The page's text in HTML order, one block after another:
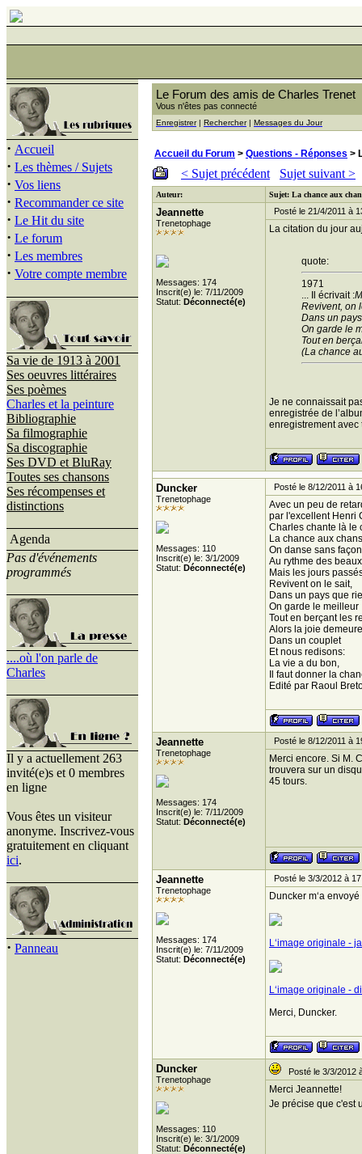
· Accueil
· Les thèmes / Sujets
· Vos liens
· Recommander ce site
· Le Hit du site
· Le forum
· Les membres
· Votre compte membre
Sa vie de 1913 à 2001
Ses oeuvres littéraires
Ses poèmes
Charles et la peinture
Bibliographie
Sa filmographie
Sa discographie
Ses DVD et BluRay
Toutes ses chansons
Ses récompenses et
distinctions
Agenda
Pas d'événements
programmés
....où l'on parle de
Charles
Il y a actuellement 263
invité(e)s et 0 membres
en ligne
Vous êtes un visiteur
anonyme. Inscrivez-vous
gratuitement en cliquant
ici.
· Panneau
Le Forum des amis de Charles Trenet
Vous n'êtes pas connecté
Enregistrer| Rechercher| Messages du Jour
Accueil du Forum > Questions - Réponses >
< Sujet précédent Sujet suivant >
Auteur: Sujet: La chance aux
Jeannette
Trenetophage
Messages: 174
Inscrit(e) le: 7/11/2009
Statut: Déconnecté(e)
Posté le 21/4/2011 à
La citation du jour
quote:
1971
... Il écrivait :
Revivent, on
Dans un
On garde le
Tout en
(La chance
Je ne connaissait
enregistrée de
enregistrement
Duncker
Trenetophage
Messages: 110
Inscrit(e) le: 3/1/2009
Statut: Déconnecté(e)
Posté le 8/12/2011 à
Avec un peu de
par l'excellent Henri
Charles chante là le
La chance aux
On danse sans façon
Au rythme des
Mais les jours
Revivent on le sait,
Dans un pays que
On garde le meilleur
Tout en berçant les
Alors la joie demeure
Dans un couplet
Et nous redisons:
La vie a du bon,
Il faut donner la
Edité par Raoul
Jeannette
Trenetophage
Messages: 174
Inscrit(e) le: 7/11/2009
Statut: Déconnecté(e)
Posté le 8/12/2011 à
Merci encore. Si M.
trouvera sur un
45 tours.
Jeannette
Trenetophage
Messages: 174
Inscrit(e) le: 7/11/2009
Statut: Déconnecté(e)
Posté le 3/3/2012 à
Duncker m‘a
L‘image originale -
L‘image originale -
Merci, Duncker.
Duncker
Trenetophage
Messages: 110
Inscrit(e) le: 3/1/2009
Statut: Déconnecté(e)
Posté le 3/3/2012
Merci Jeannette!
Je précise que c'est